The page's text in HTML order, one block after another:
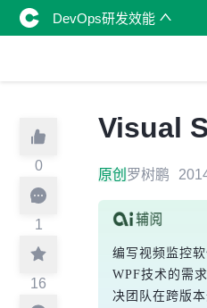
DevOps研发效能
0
1
16
Visual
原创 罗树鹏
编写视频监控
WPF技术的需
决团队在跨版